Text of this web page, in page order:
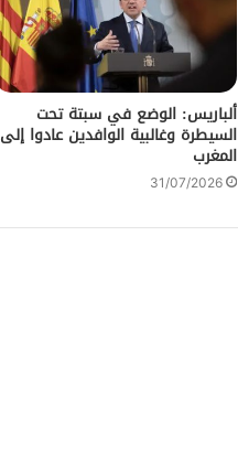
ألباريس: الوضع في سبتة تحت
السيطرة وغالبية الوافدين عادوا إلى
المغرب
31/07/2026